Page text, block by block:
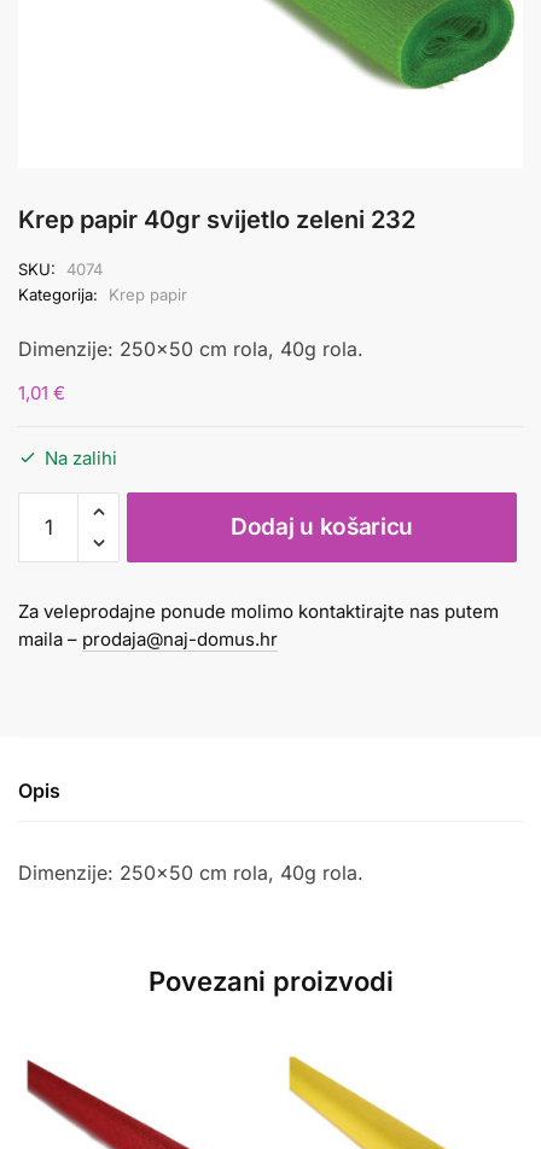
Krep papir 40gr svijetlo zeleni 232
SKU:
4074
Kategorija:
Krep papir
Dimenzije: 250×50 cm rola, 40g rola.
1,01 €
Na zalihi
papir
40gr
zeleni
232
Dodaj u košaricu
Za veleprodajne ponude molimo kontaktirajte nas putem
maila – prodaja@naj-domus.hr
Opis
Dimenzije: 250×50 cm rola, 40g rola.
Povezani proizvodi